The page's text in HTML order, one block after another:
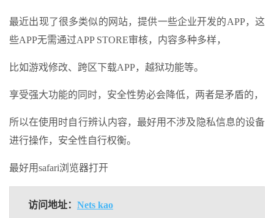
最近出现了很多类似的网站，提供一些企业开发的APP，这
些APP无需通过APP STORE审核，内容多种多样，
比如游戏修改、跨区下载APP， 越狱功能等。
享受强大功能的同时，安全性势必会降低，两者是矛盾的，
所以在使用时自行辨认内容，最好用不涉及隐私信息的设备
进行操作，安全性自行权衡。
最好用safari浏览器打开
访问地址： Nets kao